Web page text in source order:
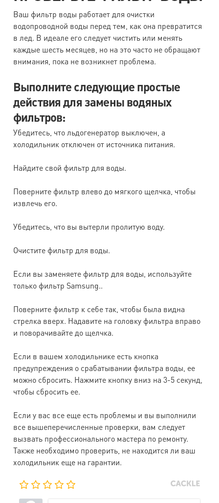
Ваш фильтр воды работает для очистки
водопроводной воды перед тем, как она превратится
в лед. В идеале его следует чистить или менять
каждые шесть месяцев, но на это часто не обращают
внимания, пока не возникнет проблема.
Выполните следующие простые
действия для замены водяных
фильтров:
Убедитесь, что льдогенератор выключен, а
холодильник отключен от источника питания.
Найдите свой фильтр для воды.
Поверните фильтр влево до мягкого щелчка, чтобы
извлечь его.
Убедитесь, что вы вытерли пролитую воду.
Очистите фильтр для воды.
Если вы заменяете фильтр для воды, используйте
только фильтр Samsung..
Поверните фильтр к себе так, чтобы была видна
стрелка вверх. Надавите на головку фильтра вправо
и поворачивайте до щелчка.
Если в вашем холодильнике есть кнопка
предупреждения о срабатывании фильтра воды, ее
можно сбросить. Нажмите кнопку вниз на 3-5 секунд,
чтобы сбросить ее.
Если у вас все еще есть проблемы и вы выполнили
все вышеперечисленные проверки, вам следует
вызвать профессионального мастера по ремонту.
Также необходимо проверить, не находится ли ваш
холодильник еще на гарантии.